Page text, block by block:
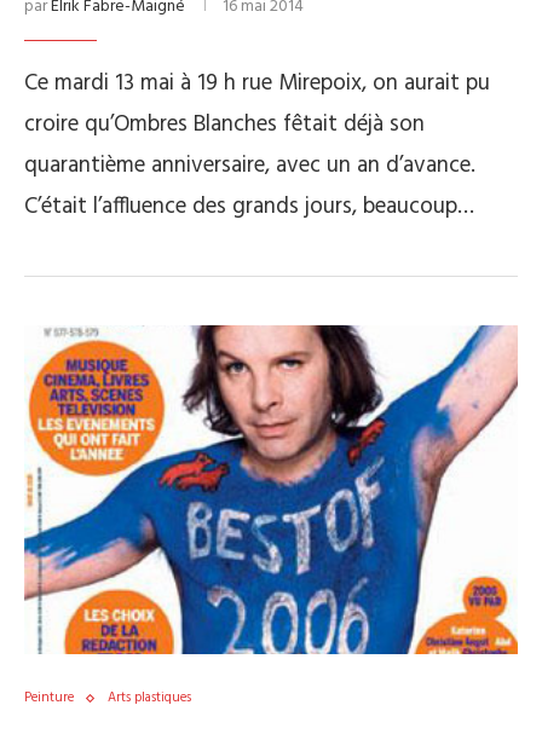
parElrik Fabre-Maigné 16 mai 2014
Ce mardi 13 mai à 19 h rue Mirepoix, on aurait pu
croire qu’Ombres Blanches fêtait déjà son
quarantième anniversaire, avec un an d’avance.
C’était l’affluence des grands jours, beaucoup…
Peinture Arts plastiques